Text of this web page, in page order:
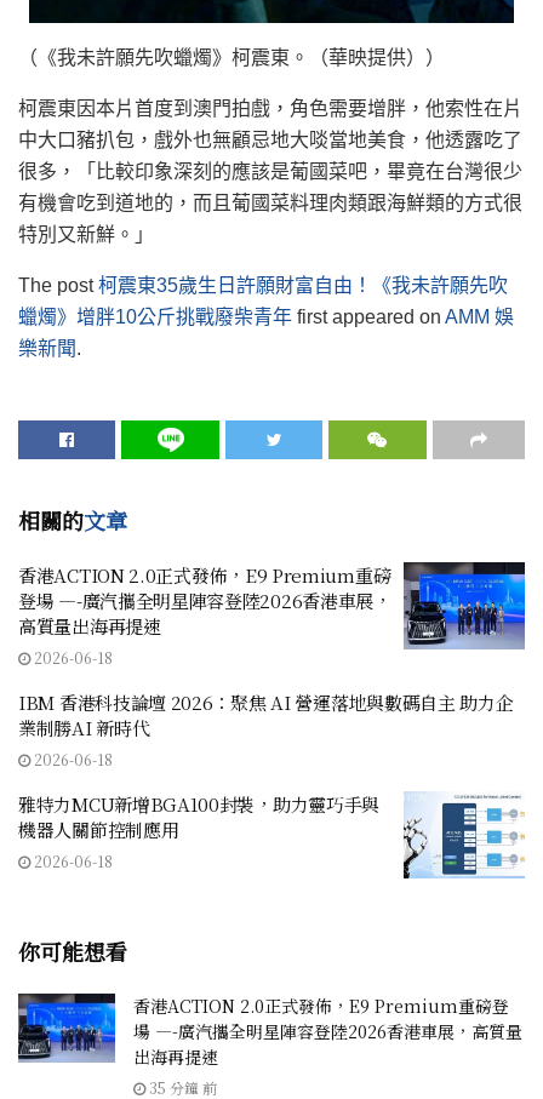
（《我未許願先吹蠟燭》柯震東。（華映提供））
柯震東因本片首度到澳門拍戲，角色需要增胖，他索性在片
中大口豬扒包，戲外也無顧忌地大啖當地美食，他透露吃了
很多，「比較印象深刻的應該是葡國菜吧，畢竟在台灣很少
有機會吃到道地的，而且葡國菜料理肉類跟海鮮類的方式很
特別又新鮮。」
The post柯震東35歲生日許願財富自由！《我未許願先吹
蠟燭》增胖10公斤挑戰廢柴青年 first appeared on AMM 娛
樂新聞.
相關的文章
香港ACTION 2.0正式發佈，E9 Premium重磅
登場 —-廣汽攜全明星陣容登陸2026香港車展，
高質量出海再提速
2026-06-18
IBM 香港科技論壇 2026：聚焦 AI 營運落地與數碼自主 助力企
業制勝AI 新時代
2026-06-18
雅特力MCU新增BGA100封裝，助力靈巧手與
機器人關節控制應用
2026-06-18
你可能想看
香港ACTION 2.0正式發佈，E9 Premium重磅登
場 —-廣汽攜全明星陣容登陸2026香港車展，高質量
出海再提速
35 分鐘 前